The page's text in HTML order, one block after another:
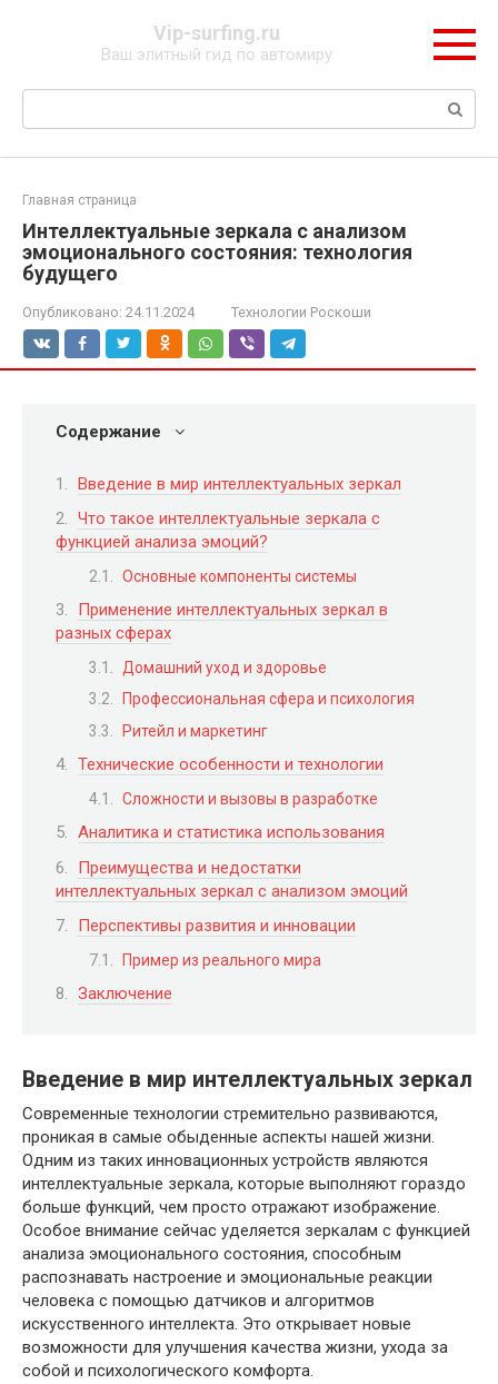
Vip-surfing.ru
Ваш элитный гид по автомиру
Поиск:
Главная страница
Интеллектуальные зеркала с анализом
эмоционального состояния: технология
будущего
Опубликовано: 24.11.2024 Технологии Роскоши
Содержание
Введение в мир интеллектуальных зеркал
Что такое интеллектуальные зеркала с
функцией анализа эмоций?
Основные компоненты системы
Применение интеллектуальных зеркал в
разных сферах
Домашний уход и здоровье
Профессиональная сфера и психология
Ритейл и маркетинг
Технические особенности и технологии
Сложности и вызовы в разработке
Аналитика и статистика использования
Преимущества и недостатки
интеллектуальных зеркал с анализом эмоций
Перспективы развития и инновации
Пример из реального мира
Заключение
Введение в мир интеллектуальных зеркал
Современные технологии стремительно развиваются,
проникая в самые обыденные аспекты нашей жизни.
Одним из таких инновационных устройств являются
интеллектуальные зеркала, которые выполняют гораздо
больше функций, чем просто отражают изображение.
Особое внимание сейчас уделяется зеркалам с функцией
анализа эмоционального состояния, способным
распознавать настроение и эмоциональные реакции
человека с помощью датчиков и алгоритмов
искусственного интеллекта. Это открывает новые
возможности для улучшения качества жизни, ухода за
собой и психологического комфорта.